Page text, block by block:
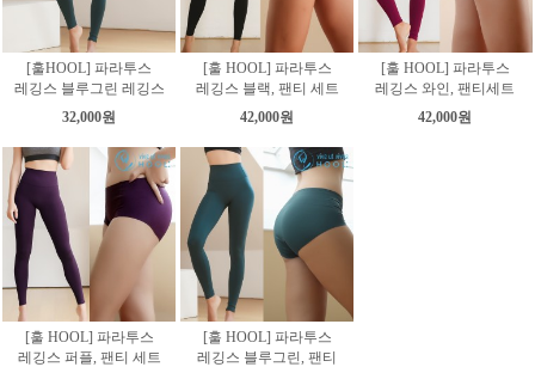
[훌HOOL] 파라투스
레깅스 블루그린 레깅스
32,000원
[훌 HOOL] 파라투스
레깅스 블랙, 팬티 세트
42,000원
[훌 HOOL] 파라투스
레깅스 와인, 팬티세트
42,000원
[훌 HOOL] 파라투스
레깅스 퍼플, 팬티 세트
[훌 HOOL] 파라투스
레깅스 블루그린, 팬티